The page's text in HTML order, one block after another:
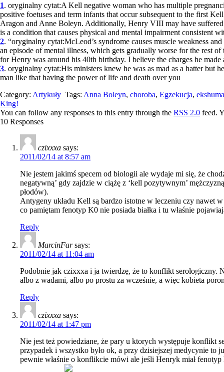
1. oryginalny cytat:A Kell negative woman who has multiple
positive foetuses and term infants that occur subsequent to the first
Aragon and Anne Boleyn. Additionally, Henry VIII may have
is a condition that causes physical and mental impairment consistent
2. “oryginalny cytat:McLeod’s syndrome causes muscle weakness
an episode of mental illness, which gets gradually worse for the rest
for Henry was around his 40th birthday. I believe the charges he
3. oryginalny cytat:His ministers knew he was as mad as a hatter but
man like that having the power of life and death over you
Category: Artykuły Tags: Anna Boleyn, choroba, Egzekucja,
King!
You can follow any responses to this entry through the RSS 2.0 feed.
10 Responses
czixxxa says:
2011/02/14 at 8:57 am
Nie jestem jakimś specem od biologii ale wydaje mi się, że
negatywną’ gdy zajdzie w ciążę z ‘kell pozytywnym’
płodów).
Antygeny układu Kell są bardzo istotne w leczeniu czy nawet
co pamiętam fenotyp K0 nie posiada białka i tu właśnie
Reply
MarcinFar says:
2011/02/14 at 11:04 am
Podobnie jak czixxxa i ja twierdzę, że to konflikt serologiczny.
albo z wadami, albo po prostu za wcześnie, a więc kobieta
Reply
czixxxa says:
2011/02/14 at 1:47 pm
Nie jest też powiedziane, że pary u ktorych występuje konflikt
przypadek i wszystko było ok, a przy dzisiejszej medycynie
pewnie właśnie o konflikcie mówi ale jeśli Henryk miał